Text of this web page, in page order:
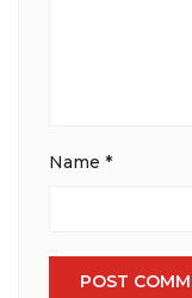
Name *